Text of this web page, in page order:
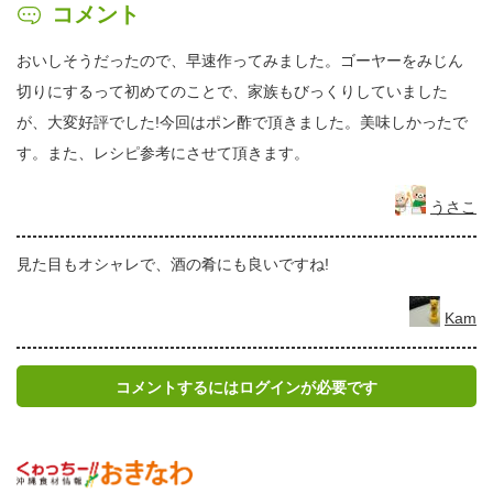
コメント
おいしそうだったので、早速作ってみました。ゴーヤーをみじん
切りにするって初めてのことで、家族もびっくりしていました
が、大変好評でした!今回はポン酢で頂きました。美味しかったで
す。また、レシピ参考にさせて頂きます。
うさこ
見た目もオシャレで、酒の肴にも良いですね!
Kam
コメントするにはログインが必要です